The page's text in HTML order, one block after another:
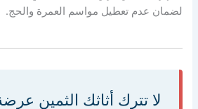
لضمان عدم تعطيل مواسم العمرة والحج.
لا تترك أثاثك الثمين